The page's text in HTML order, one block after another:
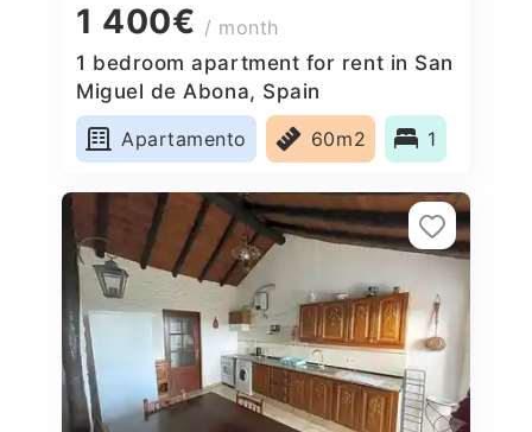
1 400€ / month
1 bedroom apartment for rent in San
Miguel de Abona, Spain
Apartamento
60m2 1